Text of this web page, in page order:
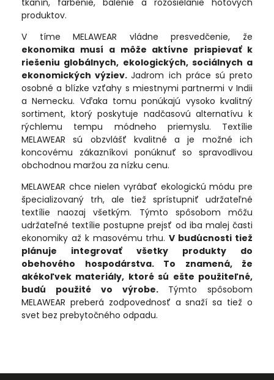
tkanín, farbenie, balenie a rozosielanie hotových
produktov.
V tíme MELAWEAR vládne presvedčenie, že
ekonomika musí a môže aktívne prispievať k
riešeniu globálnych, ekologických, sociálnych a
ekonomických výziev.Jadrom ich práce sú preto
osobné a blízke vzťahy s miestnymi partnermi v Indii
a Nemecku. Vďaka tomu ponúkajú vysoko kvalitný
sortiment, ktorý poskytuje nadčasovú alternatívu k
rýchlemu tempu módneho priemyslu. Textílie
MELAWEAR sú obzvlášť kvalitné a je možné ich
koncovému zákazníkovi ponúknuť so spravodlivou
obchodnou maržou za nízku cenu.
MELAWEAR chce nielen vyrábať ekologickú módu pre
špecializovaný trh, ale tiež sprístupniť udržateľné
textílie naozaj všetkým. Týmto spôsobom môžu
udržateľné textílie postupne prejsť od iba malej časti
ekonomiky až k masovému trhu.V budúcnosti tiež
plánuje integrovať všetky produkty do
obehového hospodárstva. To znamená, že
akékoľvek materiály, ktoré sú ešte použiteľné,
budú použité vo výrobe. Týmto spôsobom
MELAWEAR preberá zodpovednosť a snaží sa tiež o
svet bez prebytočného odpadu.